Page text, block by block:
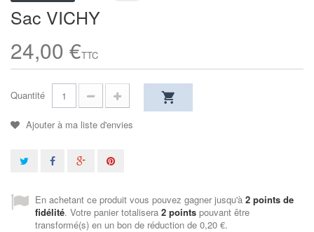
Sac VICHY
24,00 €TTC
Quantité
Ajouter à ma liste d'envies
En achetant ce produit vous pouvez gagner jusqu'à 2 points de
fidélité. Votre panier totalisera 2 points pouvant être
transformé(s) en un bon de réduction de 0,20 €.